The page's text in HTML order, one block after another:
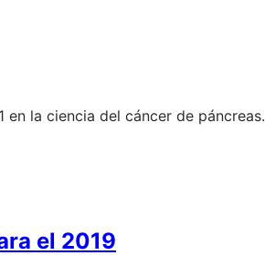
la ciencia del cáncer de páncreas.
el 2019